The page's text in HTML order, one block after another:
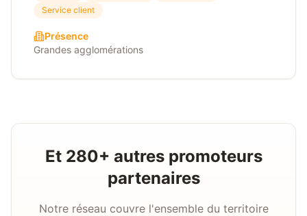
Service client
Présence
Grandes agglomérations
Et 280+ autres promoteurs
partenaires
Notre réseau couvre l'ensemble du territoire